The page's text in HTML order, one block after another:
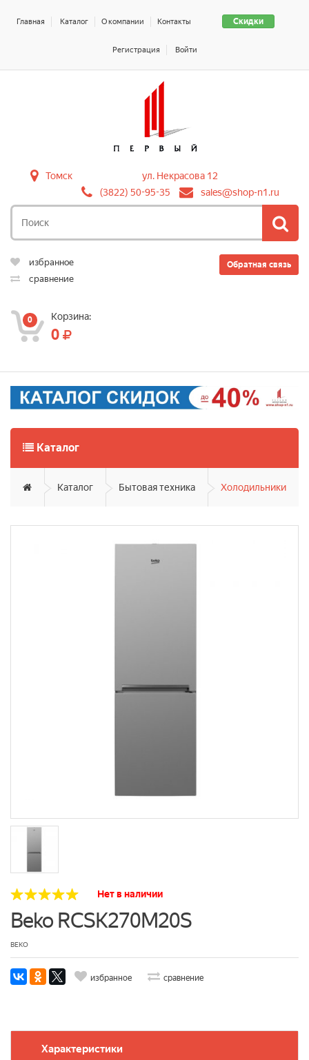
Скидки
Главная Каталог О компании Контакты
Регистрация Войти
Томск
ул. Некрасова 12
(3822) 50-95-35
sales@shop-n1.ru
Обратная связь
избранное
сравнение
0 Корзина:
0
Каталог
Каталог Бытовая техника Холодильники
Нет в наличии
Beko RCSK270M20S
BEKO
избранное сравнение
Характеристики